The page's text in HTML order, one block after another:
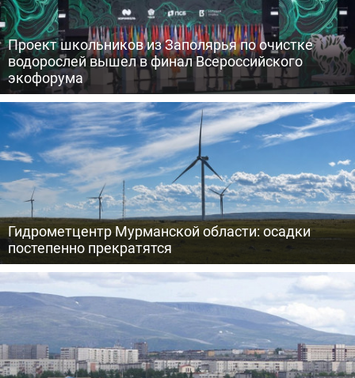
Проект школьников из Заполярья по очистке
водорослей вышел в финал Всероссийского
экофорума
Гидрометцентр Мурманской области: осадки
постепенно прекратятся